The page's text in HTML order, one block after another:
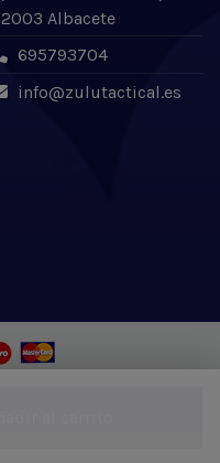
Albacete
695793704
info@zulutactical.es
por Expertic